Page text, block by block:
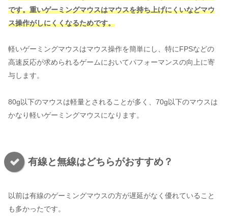
です。重いゲーミングマウスはマウスを持ち上げにくいなどマウ
ス操作がしにくくなるためです。
軽いゲーミングマウスはマウス操作を簡単にし、特にFPSなどの
高速反応が求められるゲームにおいてパフォーマンスの向上に寄
与します。
80g以下のマウスは軽量とされることが多く、70g以下のマウスは
かなり軽いゲーミングマウスになります​。
有線と無線はどちらがおすすめ？
以前は有線のゲーミングマウスの方が遅延がなく優れていること
も多かったです。